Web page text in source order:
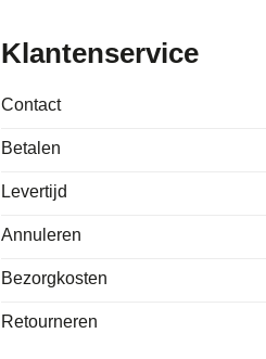
Klantenservice
Contact
Betalen
Levertijd
Annuleren
Bezorgkosten
Retourneren